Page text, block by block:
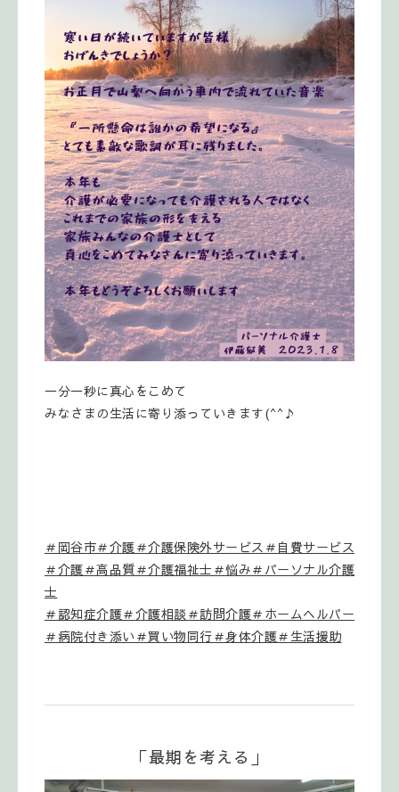
一分一秒に真心をこめて
みなさまの生活に寄り添っていきます(^^♪
＃岡谷市＃介護＃介護保険外サービス＃自費サービス
＃介護＃高品質＃介護福祉士＃悩み＃パーソナル介護
士
＃認知症介護＃介護相談＃訪問介護＃ホームヘルパー
＃病院付き添い＃買い物同行＃身体介護＃生活援助
「最期を考える」